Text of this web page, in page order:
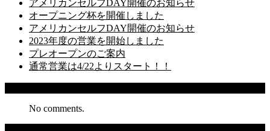
アメリカンセルフDAY開催のお知らせ
オープニング杯を開催しました
アメリカンセルフDAY開催のお知らせ
2023年度の営業を開始しました
プレオープンのご案内
通常営業は4/22よりスタート！！
No comments.